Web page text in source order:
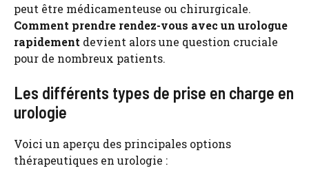
peut être médicamenteuse ou chirurgicale.
Comment prendre rendez-vous avec un urologue
rapidement devient alors une question cruciale
pour de nombreux patients.
Les différents types de prise en charge en
urologie
Voici un aperçu des principales options
thérapeutiques en urologie :